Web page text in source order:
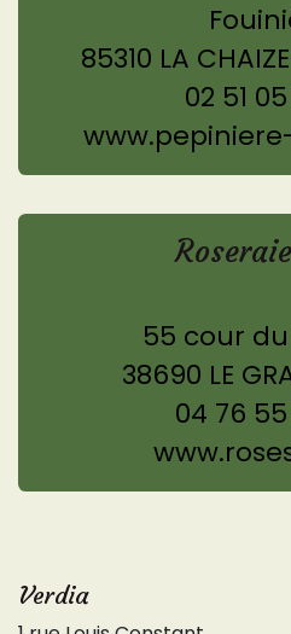
85310 LA
02 51
55 cour
38690 LE
04 76
Verdia